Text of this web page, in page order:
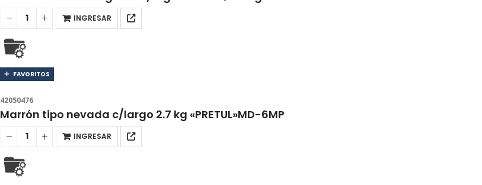
INGRESAR
FAVORITOS
42050476
Marrón tipo nevada c/largo 2.7 kg «PRETUL»MD-6MP
INGRESAR